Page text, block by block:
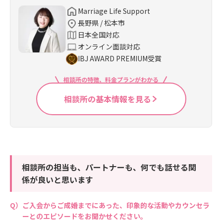
Marriage Life Support
長野県 / 松本市
日本全国対応
オンライン面談対応
IBJ AWARD PREMIUM受賞
相談所の特徴、料金プランがわかる
相談所の基本情報を見る
相談所の担当も、パートナーも、何でも話せる関
係が良いと思います
ご入会からご成婚までにあった、印象的な活動やカウンセラ
ーとのエピソードをお聞かせください。